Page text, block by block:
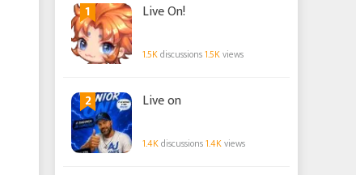
1 Live On!
1.5Kdiscussions1.5Kviews
2 Live on
1.4Kdiscussions1.4Kviews